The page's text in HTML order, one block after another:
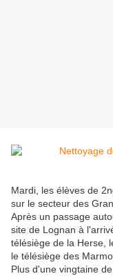
Mardi, les élèves de
sur le secteur des
Après un passage
site de Lognan à
télésiège de la Herse,
le télésiège des
Plus d'une vingtaine